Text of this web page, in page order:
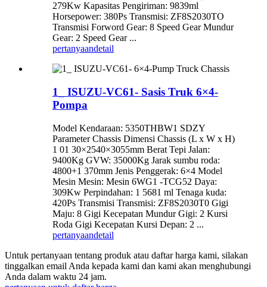
279Kw Kapasitas Pengiriman: 9839ml
Horsepower: 380Ps Transmisi: ZF8S2030TO
Transmisi Forword Gear: 8 Speed ​​Gear Mundur
Gear: 2 Speed ​​Gear ...
pertanyaandetail
1_ ISUZU-VC61- Sasis Truk 6×4-
Pompa
Model Kendaraan: 5350THBW1 SDZY
Parameter Chassis Dimensi Chassis (L x W x H)
1 01 30×2540×3055mm Berat Tepi Jalan:
9400Kg GVW: 35000Kg Jarak sumbu roda:
4800+1 370mm Jenis Penggerak: 6×4 Model
Mesin Mesin: Mesin 6WG1 -TCG52 Daya:
309Kw Perpindahan: 1 5681 ml Tenaga kuda:
420Ps Transmisi Transmisi: ZF8S2030T0 Gigi
Maju: 8 Gigi Kecepatan Mundur Gigi: 2 Kursi
Roda Gigi Kecepatan Kursi Depan: 2 ...
pertanyaandetail
Untuk pertanyaan tentang produk atau daftar harga kami, silakan
tinggalkan email Anda kepada kami dan kami akan menghubungi
Anda dalam waktu 24 jam.